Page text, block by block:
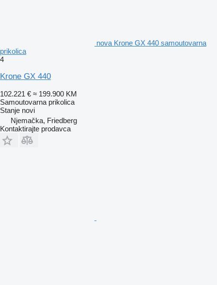
nova Krone GX 440 samoutovarna
prikolica
4
Krone GX 440
102.221 € ≈ 199.900 KM
Samoutovarna prikolica
Stanje novi
Njemačka, Friedberg
Kontaktirajte prodavca